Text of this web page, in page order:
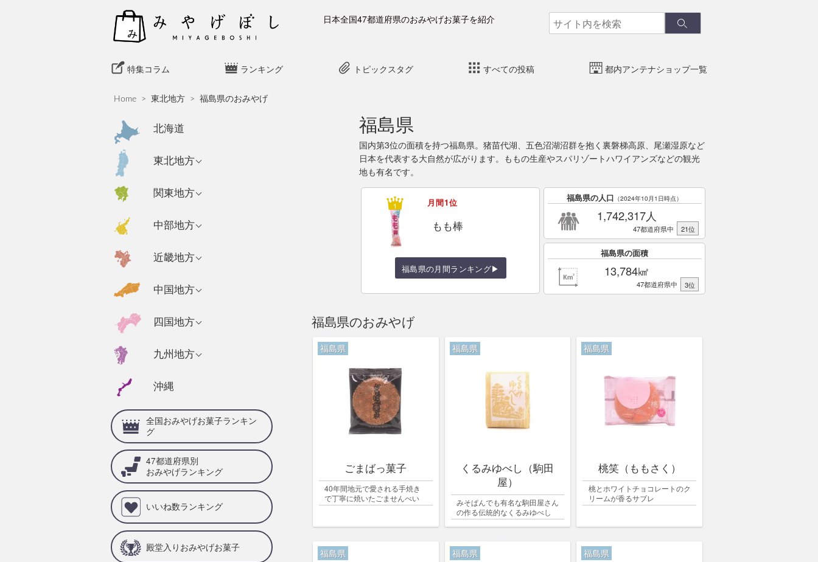
日本全国47都道府県のおみやげお菓子を紹介
検
索
検
特集コラム ランキング トピックスタグ すべての投稿 都内アンテナショップ一覧
Home > 東北地方 > 福島県のおみやげ
北海道
東北地方
青森県のおみやげ
岩手県のおみやげ
山形県のおみやげ
宮城県のおみやげ
関東地方
東京都のおみやげ
神奈川県のおみや
げ
埼玉県のおみやげ
茨城県のおみやげ
栃木県のおみやげ
群馬県のおみやげ
中部地方
新潟県のおみやげ
富山県のおみやげ
静岡県のおみやげ
福井県のおみやげ
山梨県のおみやげ
岐阜県のおみやげ
愛知県のおみやげ
近畿地方
大阪府のおみやげ
京都府のおみやげ
三重県のおみやげ
兵庫県のおみやげ
げ
中国地方
広島県のおみやげ
山口県のおみやげ
島根県のおみやげ
岡山県のおみやげ
鳥取県のおみやげ
四国地方
高知県のおみやげ
香川県のおみやげ
九州地方
福岡県のおみやげ
佐賀県のおみやげ
宮崎県のおみやげ
熊本県のおみやげ
鹿児島県のおみや
げ
長崎県のおみやげ
沖縄
全国おみやげお菓子ランキン
グ
47都道府県別
おみやげランキング
いいね数ランキング
殿堂入りおみやげお菓子
福島県
国内第3位の面積を持つ福島県。猪苗代湖、五色沼湖沼群を抱く裏磐梯高原、尾瀬湿原など
日本を代表する大自然が広がります。ももの生産やスパリゾートハワイアンズなどの観光
地も有名です。
月間1位
もも棒
福島県の月間ランキング▶
福島県の人口 （2024年10月1日時点）
1,742,317人
47都道府県中 21位
福島県の面積
13,784㎢
47都道府県中 3位
福島県のおみやげ
福島県
ごまばっ菓子
40年間地元で愛される手焼き
で丁寧に焼いたごませんべい
福島県
くるみゆべし（駒田
屋）
みそぱんでも有名な駒田屋さん
の作る伝統的なくるみゆべし
福島県
桃笑（ももさく）
桃とホワイトチョコレートのク
リームが香るサブレ
福島県 福島県 福島県